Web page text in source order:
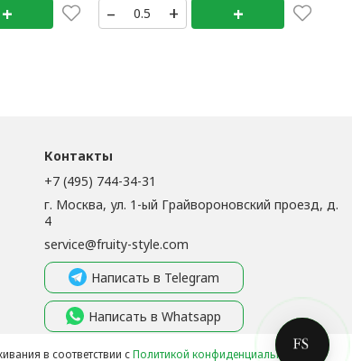
+ – + +
Контакты
+7 (495) 744-34-31
г. Москва, ул. 1-ый Грайвороновский проезд, д.
4
service@fruity-style.com
Написать в Telegram
Написать в Whatsapp
Написать в MAX
в соответствии сПолитикой конфиденциальности.